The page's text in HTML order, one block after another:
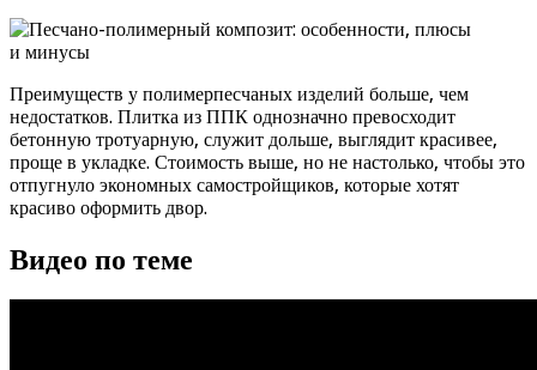
Преимуществ у полимерпесчаных изделий больше, чем
недостатков. Плитка из ППК однозначно превосходит
бетонную тротуарную, служит дольше, выглядит красивее,
проще в укладке. Стоимость выше, но не настолько, чтобы это
отпугнуло экономных самостройщиков, которые хотят
красиво оформить двор.
Видео по теме